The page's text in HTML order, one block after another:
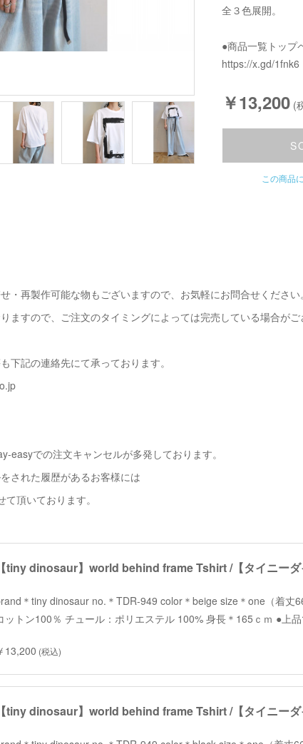
全３色展開。
●商品一覧トップ
https://x.gd/1fnk6
￥13,200 (
この商品
・再製作可能な物もございますので、お気軽にお問合せください。
ますので、ご注文のタイミングによっては完売している場合がご
下記の連絡先にて承っております。
easyでの注文キャンセルが多発しております。
された履歴があるお客様には
頂いております。
＊tiny dinosaur no.＊TDR-949 color＊beige size＊one（着丈
ットン100％ チュール：ポリエステル 100% 身長＊165ｃｍ ●上
13,200 (税込)